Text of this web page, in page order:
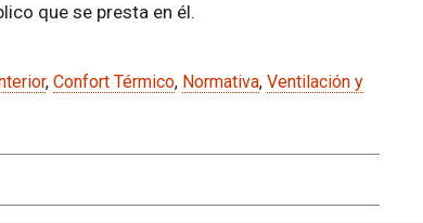
que se presta en él.
, Confort Térmico, Normativa, Ventilación y